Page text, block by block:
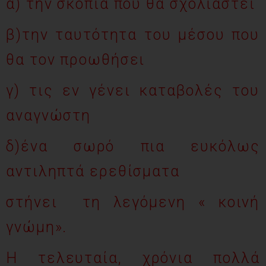
α) την σκοπιά που θα σχολιαστεί
β)την ταυτότητα του μέσου που
θα τον προωθήσει
γ) τις εν γένει καταβολές του
αναγνώστη
δ)ένα σωρό πια ευκόλως
αντιληπτά ερεθίσματα
στήνει τη λεγόμενη « κοινή
γνώμη».
Η τελευταία, χρόνια πολλά